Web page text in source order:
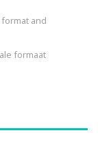
and
formaat